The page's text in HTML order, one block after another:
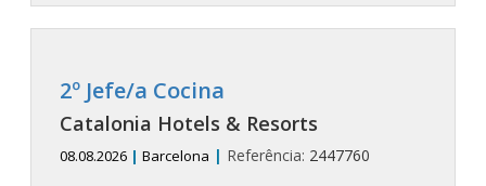
2º Jefe/a Cocina
Catalonia Hotels & Resorts
08.08.2026 | Barcelona | Referência: 2447760